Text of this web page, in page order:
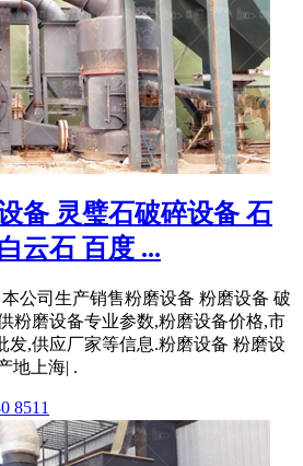
备 灵璧石破碎设备 石
云石 百度 ...
公司生产销售粉磨设备 粉磨设备 破
粉磨设备专业参数,粉磨设备价格,市
发,供应厂家等信息.粉磨设备 粉磨设
地上海| .
8511